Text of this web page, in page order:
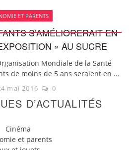
ET PARENTS
S’AMÉLIORERAIT EN
» AU SUCRE
Mondiale de la Santé
de moins de 5 ans seraient en ...
mai 2016 0
D’ACTUALITÉS
Cinéma
et parents